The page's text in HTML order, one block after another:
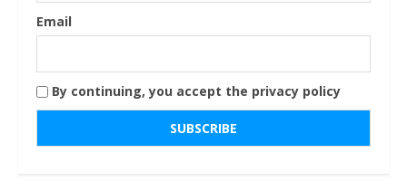
Email
By continuing, you accept the privacy policy